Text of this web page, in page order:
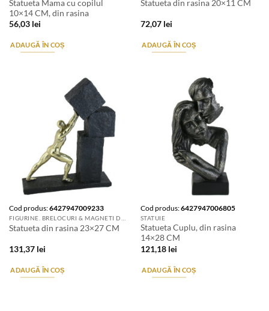
Statueta Mama cu copilul
10×14 CM, din rasina
56,03 lei
ADAUGĂ ÎN COȘ
Statueta din rasina 20×11 CM
72,07 lei
ADAUGĂ ÎN COȘ
Cod produs:6427947009233
Statueta din rasina 23×27 CM
131,37 lei
ADAUGĂ ÎN COȘ
Cod produs:6427947006805
STATUIE
Statueta Cuplu, din rasina
14×28 CM
121,18 lei
ADAUGĂ ÎN COȘ